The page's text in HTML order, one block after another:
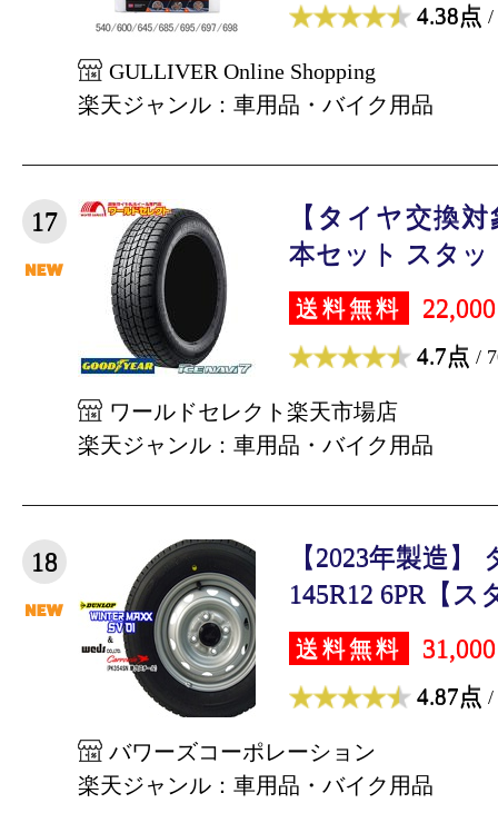
4.38点 /
GULLIVER Online Shopping
楽天ジャンル：車用品・バイク用品
17
【タイヤ交換
本セット スタッ
送料無料
4.7点 /
ワールドセレクト楽天市場店
楽天ジャンル：車用品・バイク用品
18
【2023年製造】
145R12 6PR【ス
送料無料
4.87点 /
バワーズコーポレーション
楽天ジャンル：車用品・バイク用品